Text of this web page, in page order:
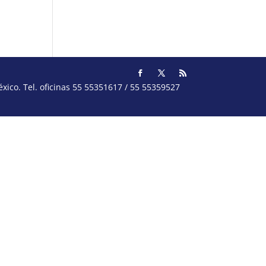
Tel. oficinas 55 55351617 / 55 55359527